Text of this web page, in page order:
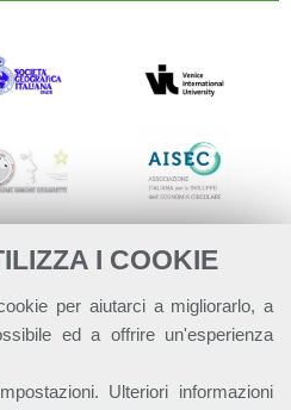
I COOKIE
per aiutarci a migliorarlo, a
ed a offrire un'esperienza
Ulteriori informazioni